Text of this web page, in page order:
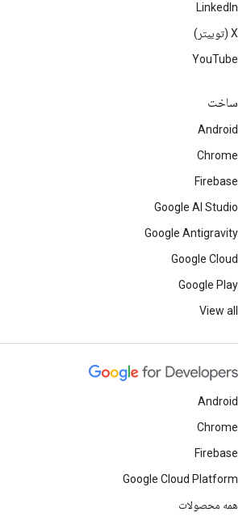
LinkedIn
‫X (توییتر)
YouTube
ساخت
Android
Chrome
Firebase
Google AI Studio
Google Antigravity
Google Cloud
Google Play
View all
Android
Chrome
Firebase
Google Cloud Platform
همه محصولات